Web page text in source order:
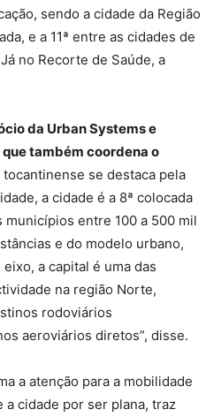
sendo a cidade da Região
e a 11ª entre as cidades de
no Recorte de Saúde, a
da Urban Systems e
também coordena o
se destaca pela
a cidade é a 8ª colocada
municípios entre 100 a 500 mil
e do modelo urbano,
a capital é uma das
na região Norte,
rodoviários
aeroviários diretos”, disse.
a atenção para a mobilidade
a cidade por ser plana, traz